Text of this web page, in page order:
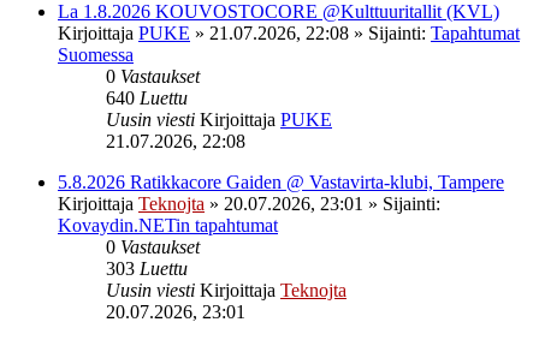
La 1.8.2026 KOUVOSTOCORE @Kulttuuritallit (KVL)
Kirjoittaja PUKE » 21.07.2026, 22:08 » Sijainti: Tapahtumat
Suomessa
0 Vastaukset
640 Luettu
Uusin viesti Kirjoittaja PUKE
21.07.2026, 22:08
5.8.2026 Ratikkacore Gaiden @ Vastavirta-klubi, Tampere
Kirjoittaja Teknojta » 20.07.2026, 23:01 » Sijainti:
Kovaydin.NETin tapahtumat
0 Vastaukset
303 Luettu
Uusin viesti Kirjoittaja Teknojta
20.07.2026, 23:01